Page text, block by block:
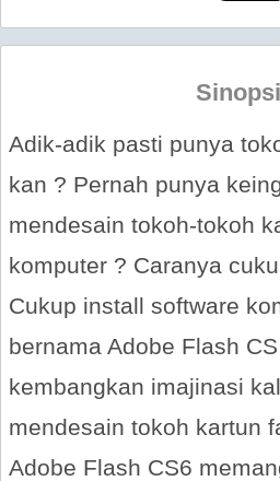
Adik-adik pasti punya
kan ? Pernah punya
mendesain tokoh-tokoh
komputer ? Caranya
Cukup install software
bernama Adobe Flash
kembangkan imajinasi
mendesain tokoh kartun
Adobe Flash CS6